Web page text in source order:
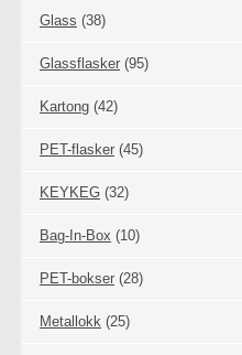
Glass (38)
Glassflasker (95)
Kartong (42)
PET-flasker (45)
KEYKEG (32)
Bag-In-Box (10)
PET-bokser (28)
Metallokk (25)